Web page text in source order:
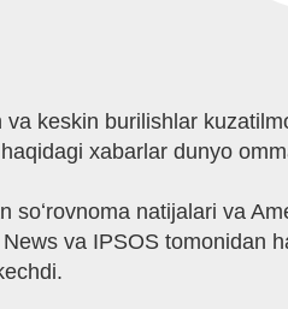
keskin burilishlar
xabarlar dunyo
soʻrovnoma natijalari va
va IPSOS tomonidan